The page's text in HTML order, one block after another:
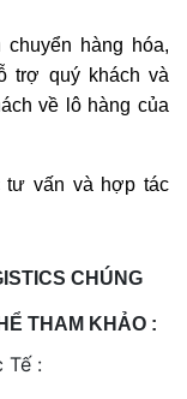
hàng hóa,
trợ quý khách và
về lô hàng của
tư vấn và hợp tác
CHÚNG
THAM KHẢO :
Tế :